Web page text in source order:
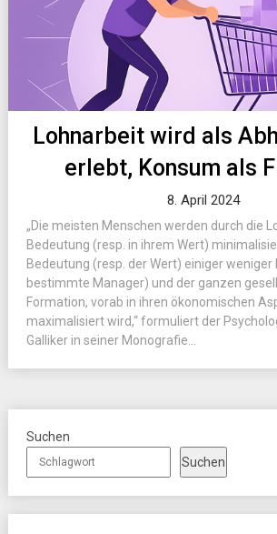
Lohnarbeit wird als
erlebt, Konsum als
8. April 2024
„Die meisten Menschen werden durch die
Bedeutung (resp. in ihrem Wert)
Bedeutung (resp. der Wert) einiger weniger
bestimmte Manager) und der ganzen
Formation, vorab in ihren ökonomischen
maximalisiert wird,“ formuliert der
Galliker in seiner Monografie...
Suchen
Suchen